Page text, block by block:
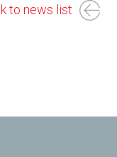
to news list